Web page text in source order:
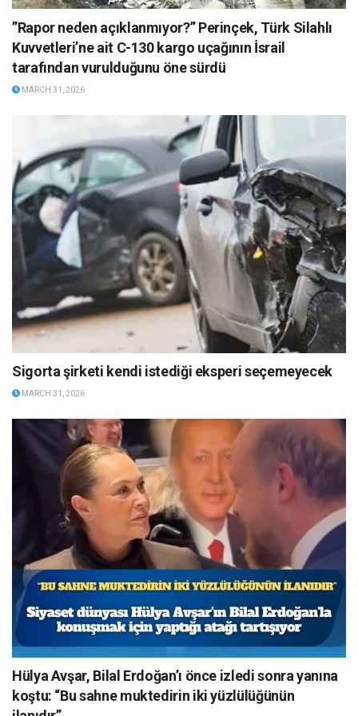
”Rapor neden açıklanmıyor?” Perinçek, Türk Silahlı
Kuvvetleri’ne ait C-130 kargo uçağının İsrail
tarafından vurulduğunu öne sürdü
MARCH 31, 2026
Sigorta şirketi kendi istediği eksperi seçemeyecek
MARCH 31, 2026
Hülya Avşar, Bilal Erdoğan’ı önce izledi sonra yanına
koştu: “Bu sahne muktedirin iki yüzlülüğünün